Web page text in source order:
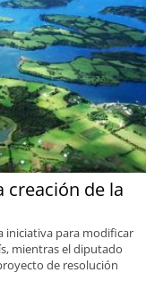
creación de la
iniciativa para modificar
mientras el diputado
de resolución